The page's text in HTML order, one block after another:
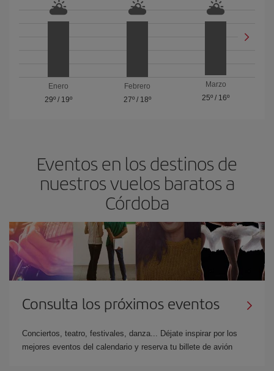
Enero
29º/ 19º
Febrero
27º/ 18º
Marzo
25º / 16º
Eventos en los destinos de
nuestros vuelos baratos a
Córdoba
Consulta los próximos eventos
Conciertos, teatro, festivales, danza... Déjate inspirar por los
mejores eventos del calendario y reserva tu billete de avión